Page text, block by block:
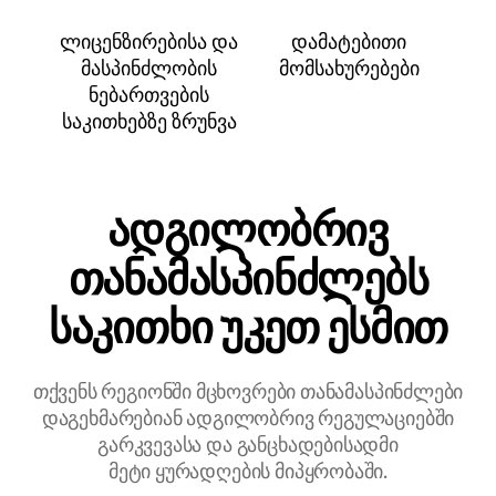
ლიცენზირებისა და
მასპინძლობის
ნებართვების
საკითხებზე ზრუნვა
დამატებითი
მომსახურებები
ადგილობრივ
თანამასპინძლებს
საკითხი უკეთ ესმით
თქვენს რეგიონში მცხოვრები თანამასპინძლები
დაგეხმარებიან ადგილობრივ რეგულაციებში
გარკვევასა და განცხადებისადმი
მეტი ყურადღების მიპყრობაში.